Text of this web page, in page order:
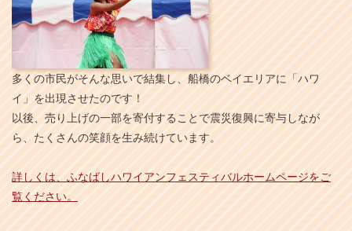
多くの市民がそんな思いで結集し、船橋のベイエリアに「ハワ
イ」を出現させたのです！
以後、売り上げの一部を寄付することで震災復興に寄与しなが
ら、たくさんの笑顔を生み続けています。
詳しくは、ふなばしハワイアンフェスティバルホームページをご
覧ください。